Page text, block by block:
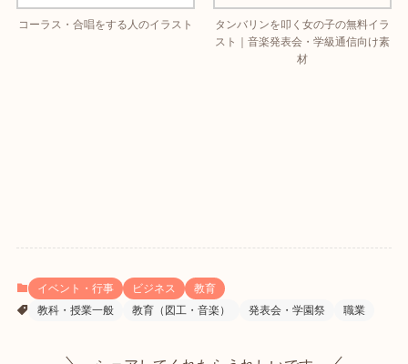
コーラス・合唱をする人のイラスト
タンバリンを叩く女の子の無料イラ
スト｜音楽発表会・学級通信向け素
材
イベント・行事 ビジネス
教育
教科・授業一般
教育（図工・音楽） 発表会・学園祭 職業